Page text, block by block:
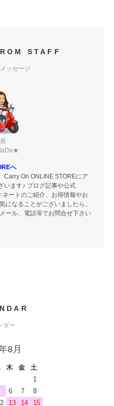
STAFF
ッセージ
へ
Carry On ONLINE STOREにア
います♪ ブログ記事や公式
ートのご紹介、お得情報やお
になることがございましたら、
ール、電話等でお問合せ下さい
ダー
8月
木 金
土
1
6 7
8
13 14 15